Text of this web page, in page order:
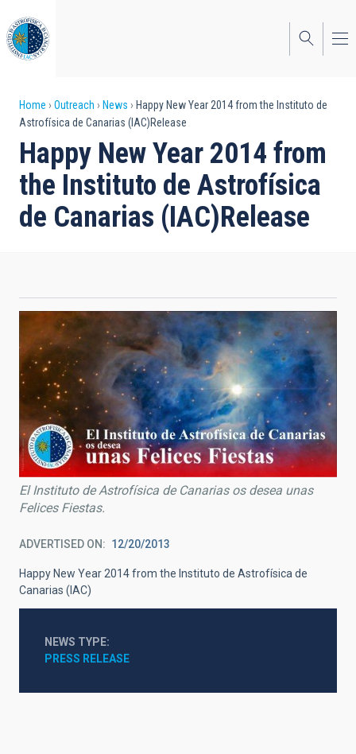
to
main
content
Breadcrumb
Home Outreach News
Happy New Year 2014 from the Instituto de
Astrofísica de Canarias (IAC)Release
Happy New Year 2014 from
the Instituto de Astrofísica
de Canarias (IAC)Release
El Instituto de Astrofísica de Canarias os desea unas
Felices Fiestas.
ADVERTISED ON 12/20/2013
Happy New Year 2014 from the Instituto de Astrofísica de
Canarias (IAC)
NEWS TYPE
PRESS RELEASE